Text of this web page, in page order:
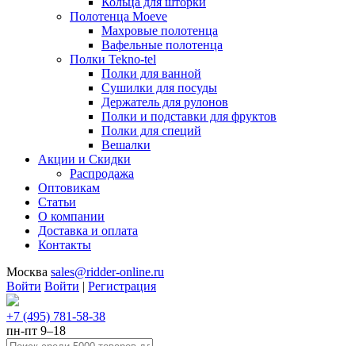
Полотенца Moeve
Махровые полотенца
Вафельные полотенца
Полки Tekno-tel
Полки для ванной
Сушилки для посуды
Держатель для рулонов
Полки и подставки для фруктов
Полки для специй
Вешалки
Акции и Скидки
Распродажа
Оптовикам
Статьи
О компании
Доставка и оплата
Контакты
Москва sales@ridder-online.ru
Войти Войти | Регистрация
+7 (495) 781-58-38
пн-пт 9–18